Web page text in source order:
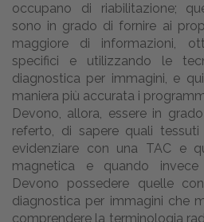
occupano di riabilitazione;
sono in grado di fornire ai
maggiore di informazioni,
specifici e utilizzando le
diagnostica per immagini, e
maniera più accurata i
Devono, allora, essere in
referto, di sapere quali
evidenziare con una TAC e
magnetica e quando
Devono possedere quelle
diagnostica per immagini che
comprendere la terminologia